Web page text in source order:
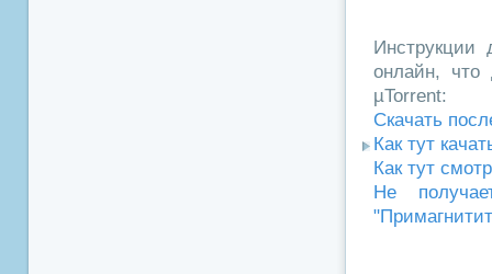
Инструкции
онлайн, что
µTorrent:
Скачать
Как тут
Как тут
Не